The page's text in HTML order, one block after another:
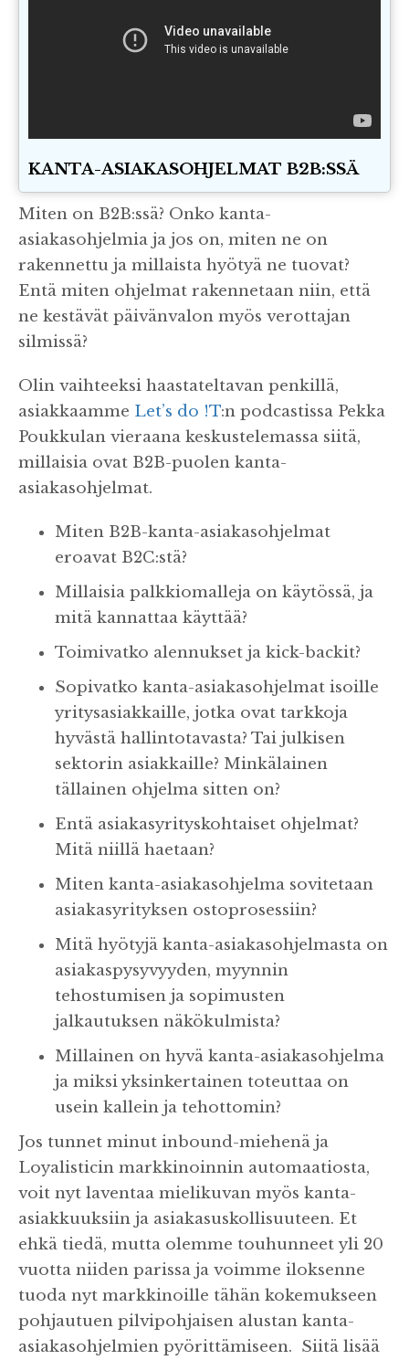
KANTA-ASIAKASOHJELMAT B2B:SSÄ
Miten on B2B:ssä? Onko kanta-
asiakasohjelmia ja jos on, miten ne on
rakennettu ja millaista hyötyä ne tuovat?
Entä miten ohjelmat rakennetaan niin, että
ne kestävät päivänvalon myös verottajan
silmissä?
Olin vaihteeksi haastateltavan penkillä,
asiakkaamme Let’s do !T:n podcastissa Pekka
Poukkulan vieraana keskustelemassa siitä,
millaisia ovat B2B-puolen kanta-
asiakasohjelmat.
Miten B2B-kanta-asiakasohjelmat
eroavat B2C:stä?
Millaisia palkkiomalleja on käytössä, ja
mitä kannattaa käyttää?
Toimivatko alennukset ja kick-backit?
Sopivatko kanta-asiakasohjelmat isoille
yritysasiakkaille, jotka ovat tarkkoja
hyvästä hallintotavasta? Tai julkisen
sektorin asiakkaille? Minkälainen
tällainen ohjelma sitten on?
Entä asiakasyrityskohtaiset ohjelmat?
Mitä niillä haetaan?
Miten kanta-asiakasohjelma sovitetaan
asiakasyrityksen ostoprosessiin?
Mitä hyötyjä kanta-asiakasohjelmasta on
asiakaspysyvyyden, myynnin
tehostumisen ja sopimusten
jalkautuksen näkökulmista?
Millainen on hyvä kanta-asiakasohjelma
ja miksi yksinkertainen toteuttaa on
usein kallein ja tehottomin?
Jos tunnet minut inbound-miehenä ja
Loyalisticin markkinoinnin automaatiosta,
voit nyt laventaa mielikuvan myös kanta-
asiakkuuksiin ja asiakasuskollisuuteen. Et
ehkä tiedä, mutta olemme touhunneet yli 20
vuotta niiden parissa ja voimme iloksenne
tuoda nyt markkinoille tähän kokemukseen
pohjautuen pilvipohjaisen alustan kanta-
asiakasohjelmien pyörittämiseen. Siitä lisää